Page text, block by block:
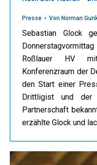
Presse Von Norman
Sebastian Glock
Roßlauer HV
Konferenzraum der
den Start einer
Drittligist und der
Partnerschaft
erzählte Glock und